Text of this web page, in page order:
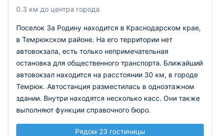
0.3 км до центра города
Поселок За Родину находится в Краснодарском крае,
в Темрюкском районе. На его территории нет
автовокзала, есть только непримечательная
остановка для общественного транспорта. Ближайший
автовокзал находится на расстоянии 30 км, в городе
Темрюк. Автостанция разместилась в одноэтажном
здании. Внутри находятся несколько касс. Они также
выполняют функции справочного бюро.
Рядом 23 гостиницы